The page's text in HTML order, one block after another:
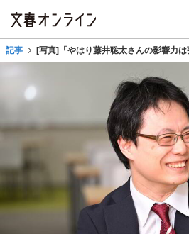
記事 [写真]「やはり藤井聡太さんの影響力